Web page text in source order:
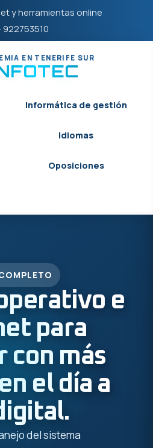
y herramientas online
· 922753510
EN TENERIFE SUR
Informática de gestión
Idiomas
Oposiciones
e
para
con más
el día a
del sistema